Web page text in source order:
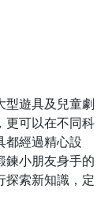
型遊具及兒童劇
更可以在不同科
都經過精心設
鍊小朋友身手的
探索新知識，定